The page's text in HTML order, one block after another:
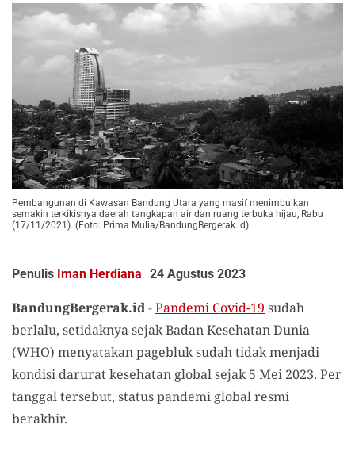
Pembangunan di Kawasan Bandung Utara yang masif menimbulkan
semakin terkikisnya daerah tangkapan air dan ruang terbuka hijau, Rabu
(17/11/2021). (Foto: Prima Mulia/BandungBergerak.id)
Penulis Iman Herdiana 24 Agustus 2023
BandungBergerak.id-Pandemi Covid-19 sudah
berlalu, setidaknya sejak Badan Kesehatan Dunia
(WHO) menyatakan pagebluk sudah tidak menjadi
kondisi darurat kesehatan global sejak 5 Mei 2023. Per
tanggal tersebut, status pandemi global resmi
berakhir.